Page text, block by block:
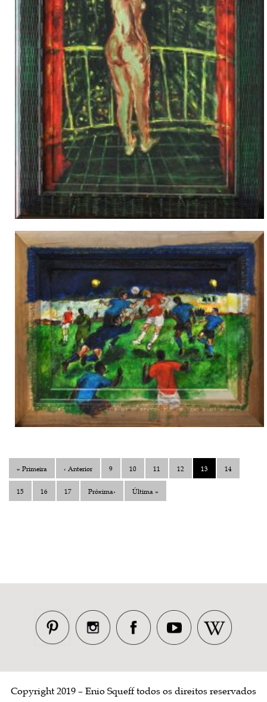
« Primeira ‹ Anterior 9 10 11 12 13 14
15 16 17 Próxima› Última »
Copyright 2019 – Enio Squeff todos os direitos reservados